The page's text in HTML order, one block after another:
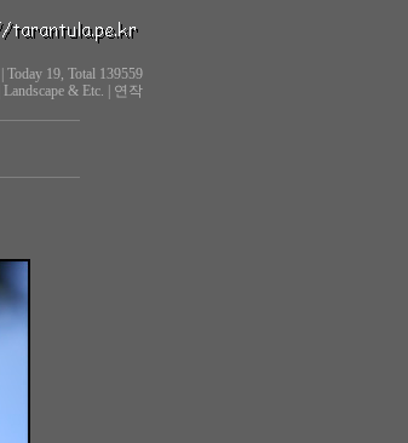
Today 19, Total 139559
Landscape & Etc. 연작